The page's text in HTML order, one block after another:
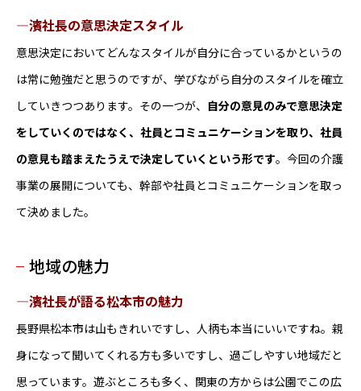
―濱社長の意思決定スタイル
意思決定においてどんなスタイルが自分に合っているかというの
は常に勉強だと思うのですが、学びながら自分のスタイルを確立
していきつつあります。その一つが、 自分の意見のみで意思決定
をしていくのではなく、社員とコミュニケーションを取り、社員
の意見も踏まえたうえで決定していくという形です。今回の介護
事業の展開についても、幹部や社員とコミュニケーションを取っ
て決めました。
地域の魅力
―濱社長が語る松本市の魅力
長野県松本市は山もきれいですし、人柄も本当にいいですね。親
身になって聞いてくれる方も多いですし、過ごしやすい地域だと
思っています。遊ぶところも多く、関東の方からは公園でこの広